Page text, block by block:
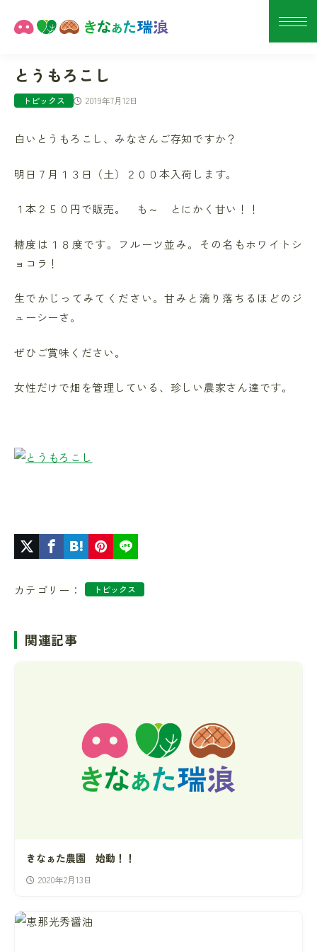
とうもろこし
2019年7月12日
トピックス
白いとうもろこし、みなさんご存知ですか？
明日７月１３日（土）２００本入荷します。
１本２５０円で販売。 も～ とにかく甘い！！
糖度は１８度です。フルーツ並み。その名もホワイトシ
ョコラ！
生でかじってみてください。甘みと滴り落ちるほどのジ
ューシーさ。
ぜひご賞味ください。
女性だけで畑を管理している、珍しい農家さん達です。
カテゴリー： トピックス
関連記事
きなぁた農園 始動！！
2020年2月13日